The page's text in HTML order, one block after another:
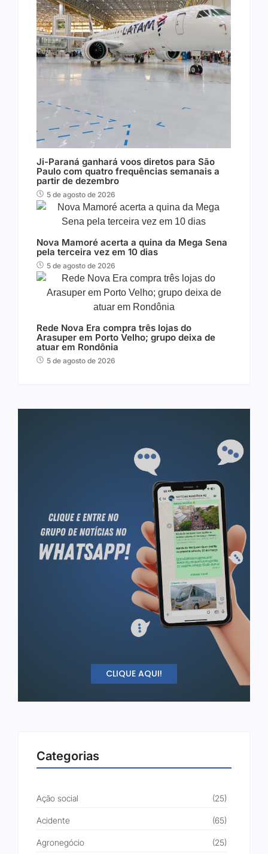
Ji-Paraná ganhará voos diretos para São
Paulo com quatro frequências semanais a
partir de dezembro
5 de agosto de 2026
Nova Mamoré acerta a quina da Mega Sena
pela terceira vez em 10 dias
5 de agosto de 2026
Rede Nova Era compra três lojas do
Arasuper em Porto Velho; grupo deixa de
atuar em Rondônia
5 de agosto de 2026
CLIQUE AQUI!
Categorias
Ação social (25)
Acidente (65)
Agronegócio (25)